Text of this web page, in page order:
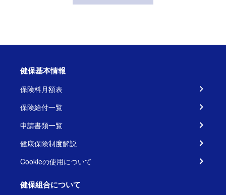
健保基本情報
保険料月額表
保険給付一覧
申請書類一覧
健康保険制度解説
Cookieの使用について
健保組合について